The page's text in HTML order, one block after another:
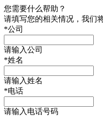
您需要什么帮助？
请填写您的相关情况，我
*公司
请输入公司
*姓名
请输入姓名
*电话
请输入电话号码